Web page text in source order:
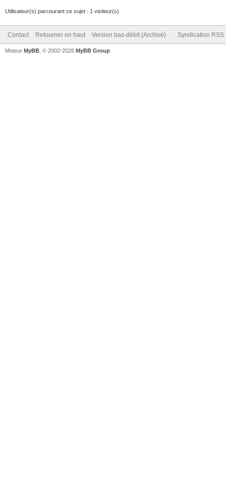
Utilisateur(s) parcourant ce sujet : 1 visiteur(s)
Contact Retourner en haut Version bas-débit (Archivé) Syndication RSS
Moteur MyBB , © 2002-2026 MyBB Group